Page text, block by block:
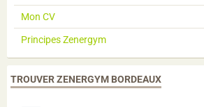
Mon CV
Principes Zenergym
TROUVER ZENERGYM BORDEAUX